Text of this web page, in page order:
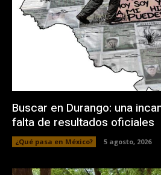
Buscar en Durango: una
falta de resultados oficiales
¿Qué pasa en México? 5 agosto, 2026